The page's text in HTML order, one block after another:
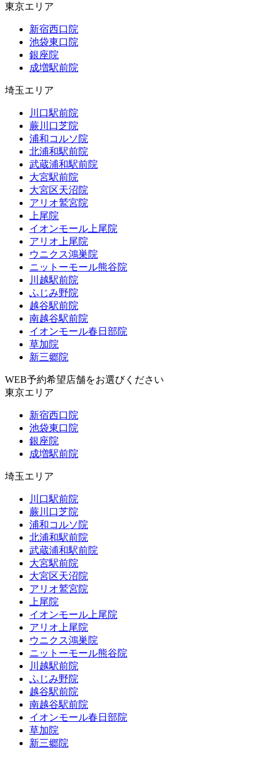
東京エリア
新宿西口院
池袋東口院
銀座院
成増駅前院
埼玉エリア
川口駅前院
蕨川口芝院
浦和コルソ院
北浦和駅前院
武蔵浦和駅前院
大宮駅前院
大宮区天沼院
アリオ鷲宮院
上尾院
イオンモール上尾院
アリオ上尾院
ウニクス鴻巣院
ニットーモール熊谷院
川越駅前院
ふじみ野院
越谷駅前院
南越谷駅前院
イオンモール春日部院
草加院
新三郷院
WEB予約希望店舗をお選びください
東京エリア
新宿西口院
池袋東口院
銀座院
成増駅前院
埼玉エリア
川口駅前院
蕨川口芝院
浦和コルソ院
北浦和駅前院
武蔵浦和駅前院
大宮駅前院
大宮区天沼院
アリオ鷲宮院
上尾院
イオンモール上尾院
アリオ上尾院
ウニクス鴻巣院
ニットーモール熊谷院
川越駅前院
ふじみ野院
越谷駅前院
南越谷駅前院
イオンモール春日部院
草加院
新三郷院